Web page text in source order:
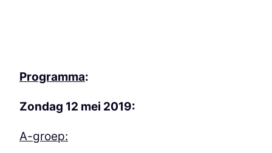
Programma:
Zondag 12 mei 2019:
A-groep: